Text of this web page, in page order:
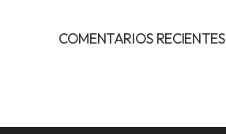
COMENTARIOS RECIENTES